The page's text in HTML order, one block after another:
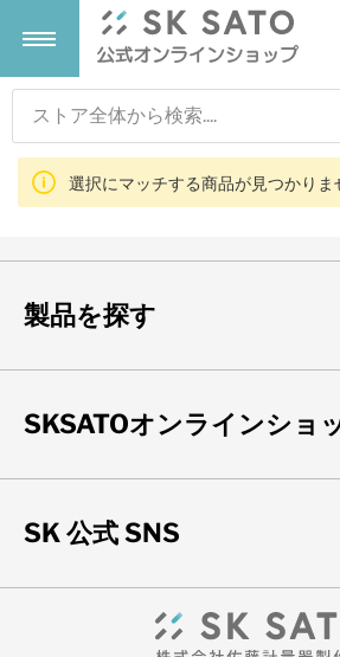
検索
温度計
すべての商品
温度ロガー
自記記録計（温度）
隔測式温度計（在庫規格品）
温湿度計
すべての商品
温湿度ロガー
アナログ温湿度計
自記記録計（温湿度）
気象計器
すべての商品
タイマー
すべての商品
ストップウォッチ
SK-M350R-TRH用
選択にマッチする商品が見つかりま
製品を探す
SKSATOオンラインショ
SK 公式 SNS